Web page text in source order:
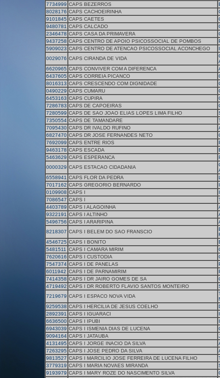
7734999 CAPS BEZERROS
8028176 CAPS CACHOEIRINHA
9101845 CAPS CAETES
9480781 CAPS CALCADO
2346478 CAPS CASA DA PRIMAVERA
9437258 CAPS CENTRO DE APOIO PSICOSSOCIAL DE POMBOS
5909023 CAPS CENTRO DE ATENCAO PSICOSSOCIAL ACONCHEGO
0029076 CAPS CIRANDA DE VIDA
6620965 CAPS CONVIVER COM A DIFERENCA
6437605 CAPS CORREIA PICANCO
8016313 CAPS CRESCENDO COM DIGNIDADE
0490229 CAPS CUMARU
6453163 CAPS CUPIRA
7286783 CAPS DE CAPOEIRAS
7280599 CAPS DE SAO JOAO ELIAS LOPES LIMA FILHO
7350554 CAPS DE TAMANDARE
7095430 CAPS DR IVALDO RUFINO
6827470 CAPS DR JOSE FERNANDES NETO
7692099 CAPS ENTRE RIOS
9463178 CAPS ESCADA
5463629 CAPS ESPERANCA
0000329 CAPS ESTACAO CIDADANIA
6558941 CAPS FLOR DA PEDRA
7017162 CAPS GREGORIO BERNARDO
0109908 CAPS I
7086547 CAPS I
4403789 CAPS I ALAGOINHA
9322191 CAPS I ALTINHO
5496756 CAPS I ARARIPINA
8218307 CAPS I BELEM DO SAO FRANSCIO
4546725 CAPS I BONITO
5481511
CAPS I CAMARA MIRIM
7620616 CAPS I CUSTODIA
7547374 CAPS I DE PANELAS
6011942 CAPS I DE PARNAMIRIM
7414358 CAPS I DR JAIRO GOMES DE SA
4719492 CAPS I DR ROBERTO FLAVIO SANTOS MONTEIRO
7219679 CAPS I ESPACO NOVA VIDA
9259538 CAPS I HERCILIA DE JESUS COELHO
2892391 CAPS I IGUARACI
6636500 CAPS I IPUBI
6943039 CAPS I ISMENIA DIAS DE LUCENA
9094164 CAPS I JATAUBA
4131495 CAPS I JORGE INACIO DA SILVA
7263295 CAPS I JOSE PEDRO DA SILVA
9813527 CAPS I MARCILIO JOSE FERREIRA DE LUCENA FILHO
3779319 CAPS I MARIA NOVAES MIRANDA
9193979 CAPS I MARY ROZE DO NASCIMENTO SILVA